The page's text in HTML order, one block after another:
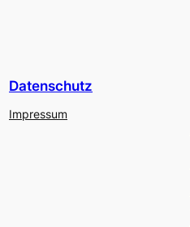
Datenschutz
Impressum